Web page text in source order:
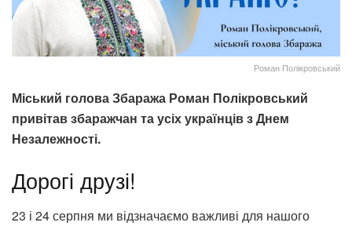
Роман Полікровський
Міський голова Збаража Роман Полікровський
привітав збаражчан та усіх українців з Днем
Незалежності.
Дорогі друзі!
23 і 24 серпня ми відзначаємо важливі для нашого